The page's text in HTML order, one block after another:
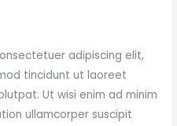
adipiscing elit,
tincidunt ut laoreet
Ut wisi enim ad minim
ullamcorper suscipit